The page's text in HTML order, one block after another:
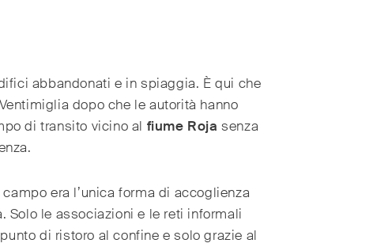
abbandonati e in spiaggia. È qui che
dopo che le autorità hanno
di transito vicino al fiume Roja senza
era l’unica forma di accoglienza
Solo le associazioni e le reti informali
di ristoro al confine e solo grazie al